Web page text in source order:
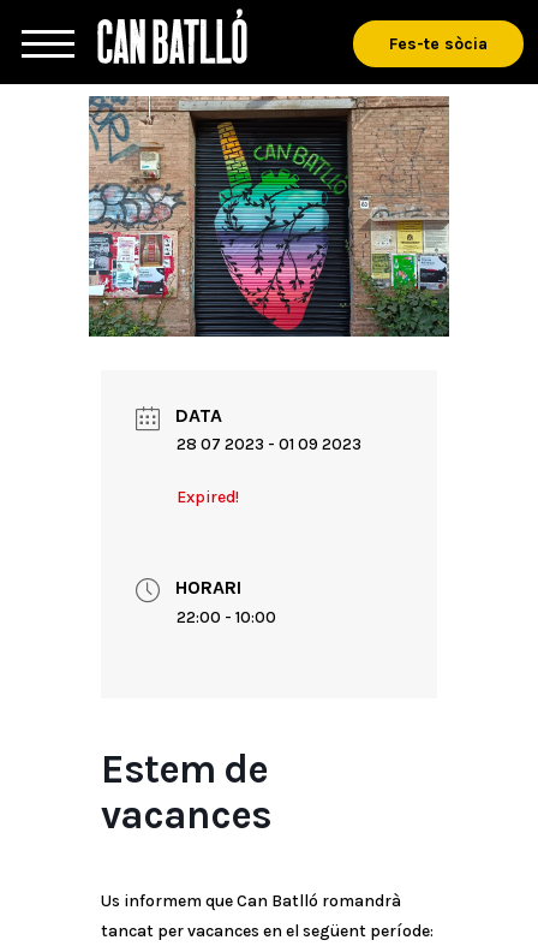
Fes-te sòcia
DATA
28 07 2023 - 01 09 2023
Expired!
HORARI
22:00 - 10:00
Estem de
vacances
Us informem que Can Batlló romandrà
tancat per vacances en el següent període: